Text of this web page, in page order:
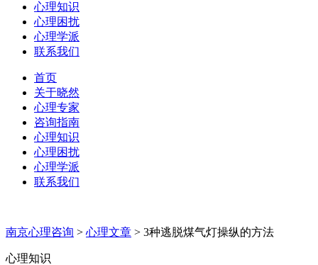
心理知识
心理困扰
心理学派
联系我们
首页
关于晓然
心理专家
咨询指南
心理知识
心理困扰
心理学派
联系我们
南京心理咨询 > 心理文章 > 3种逃脱煤气灯操纵的方法
心理知识